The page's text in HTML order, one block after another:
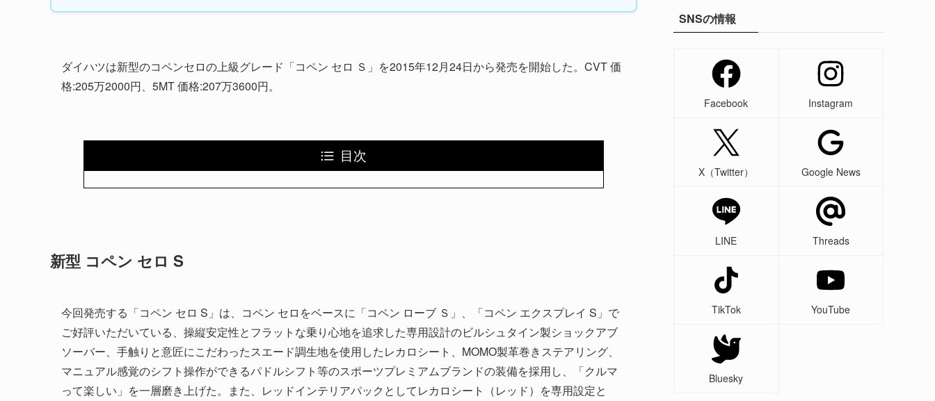
ダイハツは新型のコペンセロの上級グレード「コペン セロ Ｓ」を2015年12月24日から発売を開始した。CVT 価
格:205万2000円、5MT 価格:207万3600円。
目次
新型 コペン セロ S
今回発売する「コペン セロ S」は、コペン セロをベースに「コペン ローブ Ｓ」、「コペン エクスプレイ S」で
ご好評いただいている、操縦安定性とフラットな乗り心地を追求した専用設計のビルシュタイン製ショックアブ
ソーバー、手触りと意匠にこだわったスエード調生地を使用したレカロシート、MOMO製革巻きステアリング、
マニュアル感覚のシフト操作ができるパドルシフト等のスポーツプレミアムブランドの装備を採用し、「クルマ
って楽しい」を一層磨き上げた。また、レッドインテリアパックとしてレカロシート（レッド）を専用設定と
SNSの情報
Facebook Instagram
X（Twitter） Google News
LINE Threads
TikTok YouTube
Bluesky